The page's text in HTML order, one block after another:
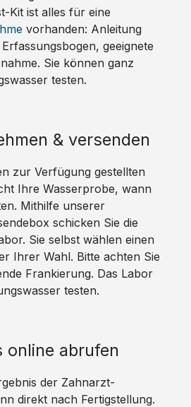
Kit ist alles für eine
vorhanden: Anleitung
geeignete
Sie können ganz
testen.
& versenden
zur Verfügung gestellten
Ihre Wasserprobe, wann
Mithilfe unserer
schicken Sie die
Sie selbst wählen einen
Ihrer Wahl. Bitte achten Sie
Frankierung. Das Labor
testen.
online abrufen
der Zahnarzt-
direkt nach Fertigstellung.